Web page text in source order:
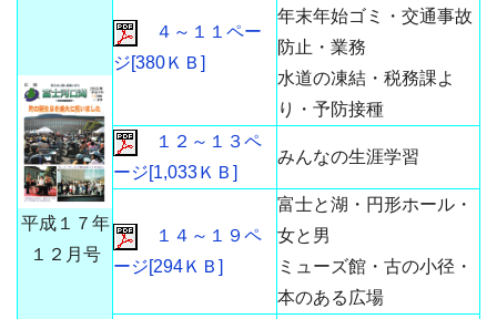
平成１７年
１２月号
４～１１ペー
ジ[380ＫＢ]
年末年始ゴミ・交通事故
防止・業務
水道の凍結・税務課よ
り・予防接種
１２～１３ペ
ージ[1,033ＫＢ]
みんなの生涯学習
１４～１９ペ
ージ[294ＫＢ]
富士と湖・円形ホール・
女と男
ミューズ館・古の小径・
本のある広場